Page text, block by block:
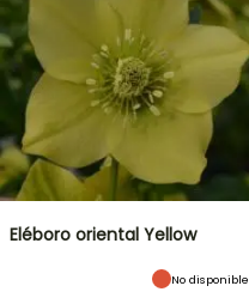
Eléboro oriental Yellow
No disponible